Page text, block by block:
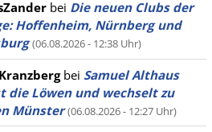
bei Die neuen Clubs der
Hoffenheim, Nürnberg und
(06.08.2026 - 12:38 Uhr)
bei Samuel Althaus
die Löwen und wechselt zu
Münster (06.08.2026 - 12:27 Uhr)